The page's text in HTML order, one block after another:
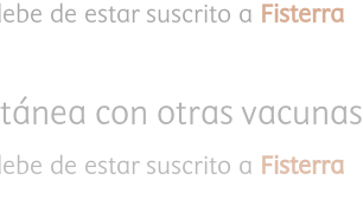
de estar suscrito a Fisterra
con otras vacunas
de estar suscrito a Fisterra